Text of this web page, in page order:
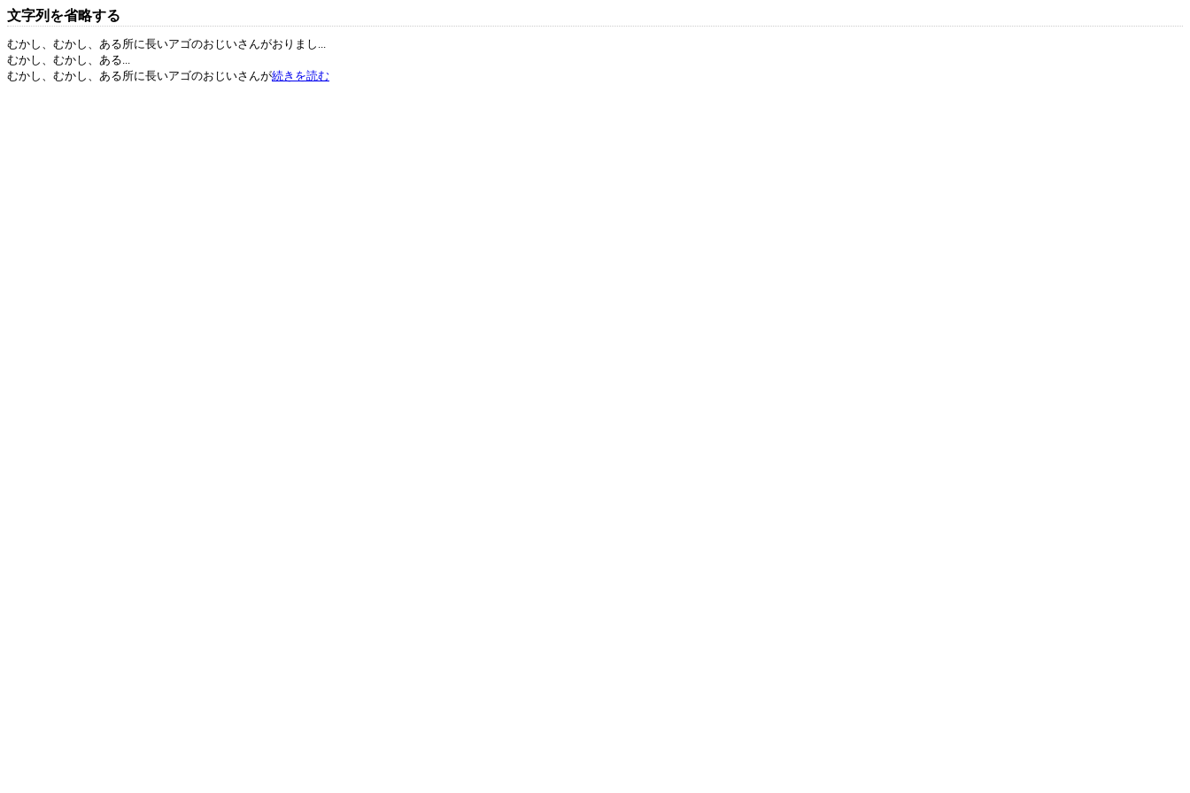
文字列を省略する
むかし、むかし、ある所に長いアゴのおじいさんがおりまし...
むかし、むかし、ある...
むかし、むかし、ある所に長いアゴのおじいさんが続きを読む